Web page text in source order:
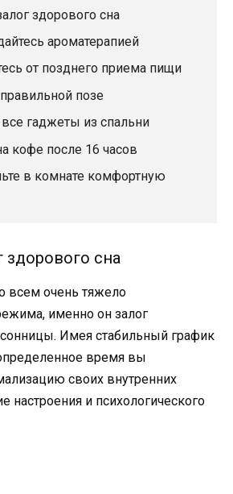
здорового сна
ароматерапией
от позднего приема пищи
позе
все гаджеты из спальни
кофе после 16 часов
в комнате комфортную
сна
всем очень тяжело
именно он залог
Имея стабильный график
время вы
своих внутренних
настроения и психологического